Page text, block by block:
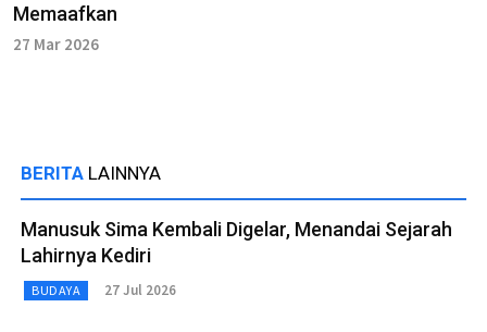
Memaafkan
27 Mar 2026
BERITA LAINNYA
Manusuk Sima Kembali Digelar, Menandai Sejarah
Lahirnya Kediri
BUDAYA 27 Jul 2026